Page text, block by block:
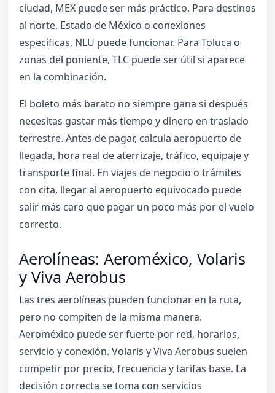
ciudad, MEX puede ser más práctico. Para destinos
al norte, Estado de México o conexiones
específicas, NLU puede funcionar. Para Toluca o
zonas del poniente, TLC puede ser útil si aparece
en la combinación.
El boleto más barato no siempre gana si después
necesitas gastar más tiempo y dinero en traslado
terrestre. Antes de pagar, calcula aeropuerto de
llegada, hora real de aterrizaje, tráfico, equipaje y
transporte final. En viajes de negocio o trámites
con cita, llegar al aeropuerto equivocado puede
salir más caro que pagar un poco más por el vuelo
correcto.
Aerolíneas: Aeroméxico, Volaris
y Viva Aerobus
Las tres aerolíneas pueden funcionar en la ruta,
pero no compiten de la misma manera.
Aeroméxico puede ser fuerte por red, horarios,
servicio y conexión. Volaris y Viva Aerobus suelen
competir por precio, frecuencia y tarifas base. La
decisión correcta se toma con servicios